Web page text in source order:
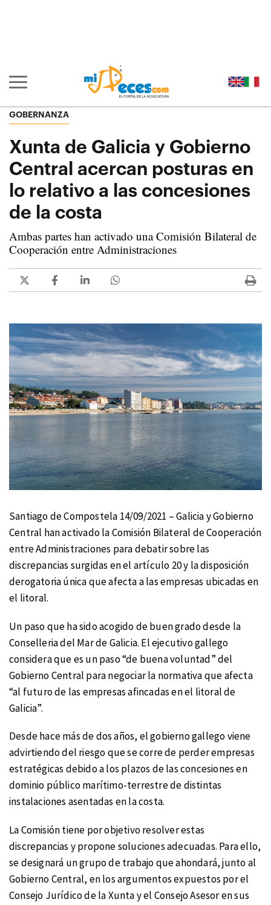
Mostrar/ocultar navegación principal
GOBERNANZA
Xunta de Galicia y Gobierno
Central acercan posturas en
lo relativo a las concesiones
de la costa
Ambas partes han activado una Comisión Bilateral de
Cooperación entre Administraciones
Santiago de Compostela 14/09/2021 – Galicia y Gobierno
Central han activado la Comisión Bilateral de Cooperación
entre Administraciones para debatir sobre las
discrepancias surgidas en el artículo 20 y la disposición
derogatoria única que afecta a las empresas ubicadas en
el litoral.
Un paso que ha sido acogido de buen grado desde la
Conselleria del Mar de Galicia. El ejecutivo gallego
considera que es un paso “de buena voluntad” del
Gobierno Central para negociar la normativa que afecta
“al futuro de las empresas afincadas en el litoral de
Galicia”.
Desde hace más de dos años, el gobierno gallego viene
advirtiendo del riesgo que se corre de perder empresas
estratégicas debido a los plazos de las concesiones en
dominio público marítimo-terrestre de distintas
instalaciones asentadas en la costa.
La Comisión tiene por objetivo resolver estas
discrepancias y propone soluciones adecuadas. Para ello,
se designará un grupo de trabajo que ahondará, junto al
Gobierno Central, en los argumentos expuestos por el
Consejo Jurídico de la Xunta y el Consejo Asesor en sus